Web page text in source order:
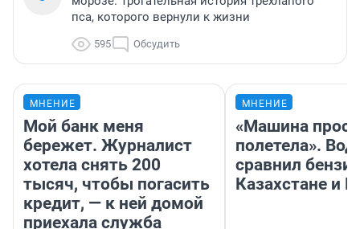
пса, которого вернули к жизни
595 Обсудить
МНЕНИЕ
Мой банк меня
бережет. Журналист
хотела снять 200
тысяч, чтобы погасить
кредит, — к ней домой
приехала служба
МНЕНИЕ
«Машина
полетела».
сравнил
Казахстане и